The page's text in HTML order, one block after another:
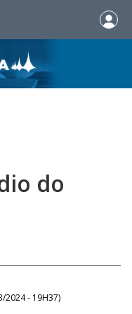
do
2024 - 19H37)